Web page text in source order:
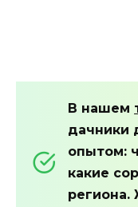
В нашем
дачники
опытом:
какие